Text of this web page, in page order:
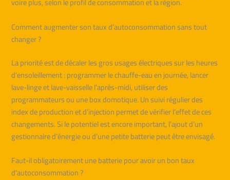
Comment augmenter son taux d’autoconsommation sans tout
changer ?
La priorité est de décaler les gros usages électriques sur les heures
d’ensoleillement : programmer le chauffe-eau en journée, lancer
lave-linge et lave-vaisselle l’après-midi, utiliser des
programmateurs ou une box domotique. Un suivi régulier des
index de production et d’injection permet de vérifier l’effet de ces
changements. Si le potentiel est encore important, l’ajout d’un
gestionnaire d’énergie ou d’une petite batterie peut être envisagé.
Faut-il obligatoirement une batterie pour avoir un bon taux
d’autoconsommation ?